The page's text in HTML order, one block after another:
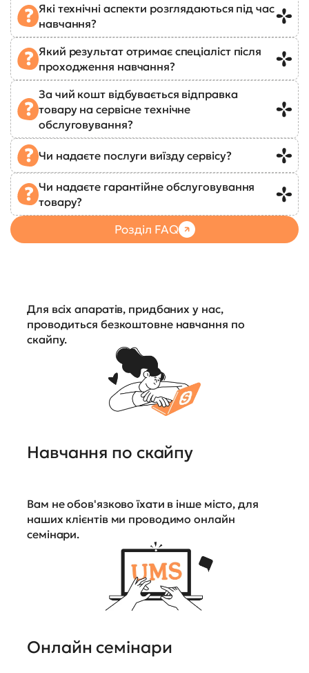
Які технічні аспекти розглядаються під час
навчання?
Який результат отримає спеціаліст після
проходження навчання?
За чий кошт відбувається відправка
товару на сервісне технічне
обслуговування?
Чи надаєте послуги виїзду сервісу?
Чи надаєте гарантійне обслуговування
товару?
Розділ FAQ
Для всіх апаратів, придбаних у нас,
проводиться безкоштовне навчання по
скайпу.
Навчання по скайпу
Вам не обов'язково їхати в інше місто, для
наших клієнтів ми проводимо онлайн
семінари.
Онлайн семінари